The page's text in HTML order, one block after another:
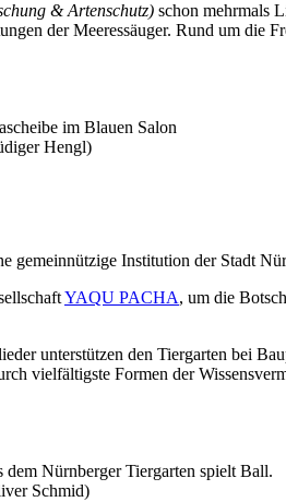
& Artenschutz) schon mehrmals
der Meeressäuger. Rund um die
im Blauen Salon
Hengl)
gemeinnützige Institution der Stadt
YAQU PACHA, um die
unterstützen den Tiergarten bei
vielfältigste Formen der
dem Nürnberger Tiergarten spielt Ball.
Schmid)